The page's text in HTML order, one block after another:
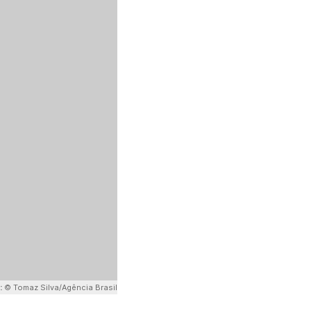
© Tomaz Silva/Agência Brasil